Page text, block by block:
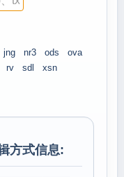
jng nr3 ods
ova
rv sdl xsn
方式信息: